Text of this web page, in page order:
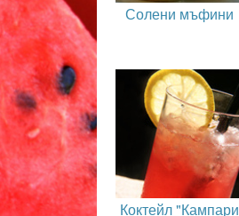
Солени мъфини
Коктейл "Кампари